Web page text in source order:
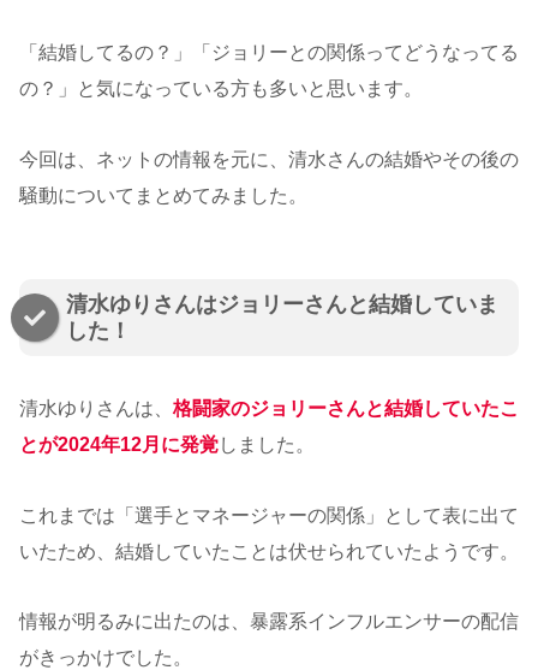
「結婚してるの？」「ジョリーとの関係ってどうなってる
の？」と気になっている方も多いと思います。
今回は、ネットの情報を元に、清水さんの結婚やその後の
騒動についてまとめてみました。
清水ゆりさんはジョリーさんと結婚していま
した！
清水ゆりさんは、 格闘家のジョリーさんと結婚していたこ
とが2024年12月に発覚しました。
これまでは「選手とマネージャーの関係」として表に出て
いたため、結婚していたことは伏せられていたようです。
情報が明るみに出たのは、暴露系インフルエンサーの配信
がきっかけでした。